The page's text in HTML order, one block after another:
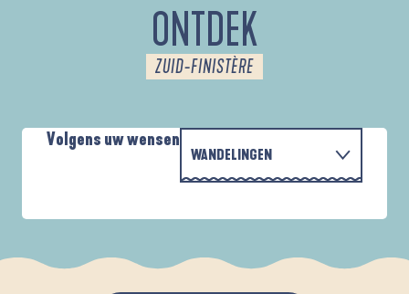
ONTDEK
ZUID-FINISTÈRE
Volgens uw wensen
WANDELINGEN
ALS HET REGENT